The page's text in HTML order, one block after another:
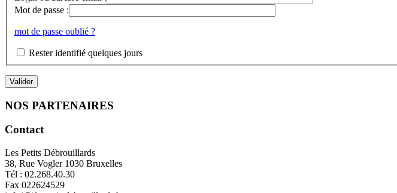
Mot de passe :
mot de passe oublié ?
Rester identifié quelques jours
NOS PARTENAIRES
Contact
Les Petits Débrouillards
38, Rue Vogler 1030 Bruxelles
Tél : 02.268.40.30
Fax 022624529